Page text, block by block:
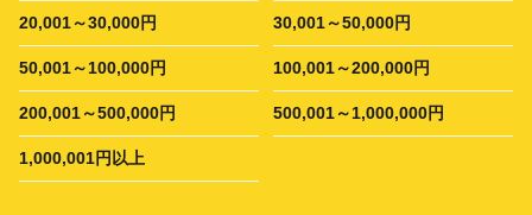
20,001～30,000円 30,001～50,000円
50,001～100,000円 100,001～200,000円
200,001～500,000円 500,001～1,000,000円
1,000,001円以上